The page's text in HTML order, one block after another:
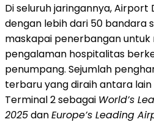
Di seluruh jaringannya,
dengan lebih dari 50 bandara
maskapai penerbangan
pengalaman hospitalitas
penumpang. Sejumlah
terbaru yang diraih antara lain
Terminal 2 sebagai World’s
2025danEurope’s Leading